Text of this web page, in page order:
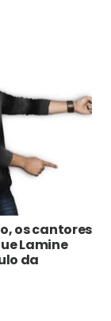
os cantores
Lamine
da